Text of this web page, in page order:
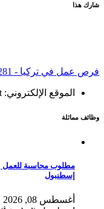
شارك هذا
فرص عمل في تركيا - jobsintr 4281
الموقع الإلكتروني: https://jobsintr.net
وظائف مماثلة
مطلوب محاسبة للعمل
إسطنبول
أغسطس 08, 2026